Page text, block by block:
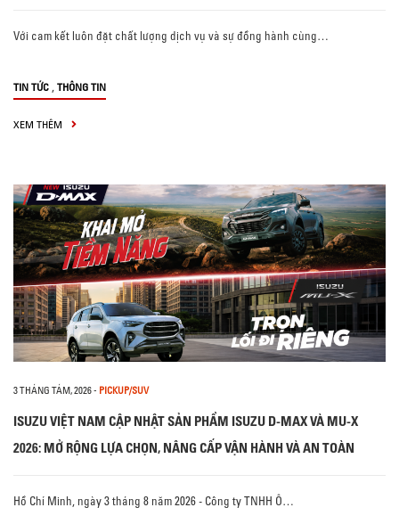
Với cam kết luôn đặt chất lượng dịch vụ và sự đồng hành cùng…
TIN TỨC , THÔNG TIN
XEM THÊM
3 THÁNG TÁM, 2026- PICKUP/SUV
ISUZU VIỆT NAM CẬP NHẬT SẢN PHẨM ISUZU D-MAX VÀ MU-X
2026: MỞ RỘNG LỰA CHỌN, NÂNG CẤP VẬN HÀNH VÀ AN TOÀN
Hồ Chí Minh, ngày 3 tháng 8 năm 2026 - Công ty TNHH Ô…